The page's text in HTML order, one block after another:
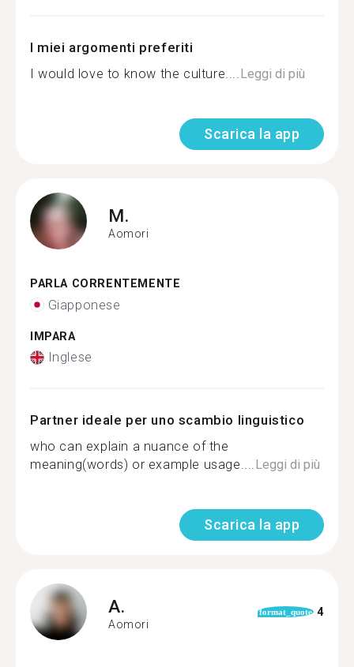
I miei argomenti preferiti
I would love to know the culture....Leggi di più
Scarica la app
M.
Aomori
PARLA CORRENTEMENTE
Giapponese
IMPARA
Inglese
Partner ideale per uno scambio linguistico
who can explain a nuance of the
meaning(words) or example usage....Leggi di più
Scarica la app
A.
Aomori
format_quote 4